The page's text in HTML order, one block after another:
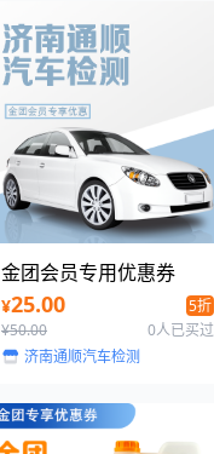
金团会员专用优惠券
¥25.00
5折
¥50.00
0人已买过
济南通顺汽车检测